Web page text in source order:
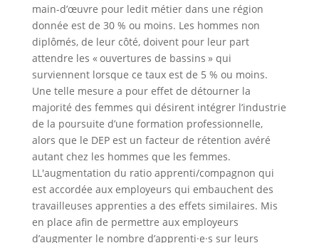
main-d’œuvre pour ledit métier dans une région
donnée est de 30 % ou moins. Les hommes non
diplômés, de leur côté, doivent pour leur part
attendre les « ouvertures de bassins » qui
surviennent lorsque ce taux est de 5 % ou moins.
Une telle mesure a pour effet de détourner la
majorité des femmes qui désirent intégrer l’industrie
de la poursuite d’une formation professionnelle,
alors que le DEP est un facteur de rétention avéré
autant chez les hommes que les femmes.
LL'augmentation du ratio apprenti/compagnon qui
est accordée aux employeurs qui embauchent des
travailleuses apprenties a des effets similaires. Mis
en place afin de permettre aux employeurs
d’augmenter le nombre d’apprenti·e·s sur leurs